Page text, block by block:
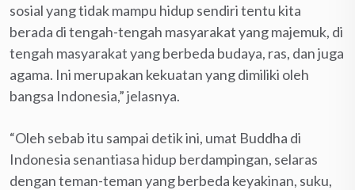
sosial yang tidak mampu hidup sendiri tentu kita
berada di tengah-tengah masyarakat yang majemuk, di
tengah masyarakat yang berbeda budaya, ras, dan juga
agama. Ini merupakan kekuatan yang dimiliki oleh
bangsa Indonesia,” jelasnya.
“Oleh sebab itu sampai detik ini, umat Buddha di
Indonesia senantiasa hidup berdampingan, selaras
dengan teman-teman yang berbeda keyakinan, suku,